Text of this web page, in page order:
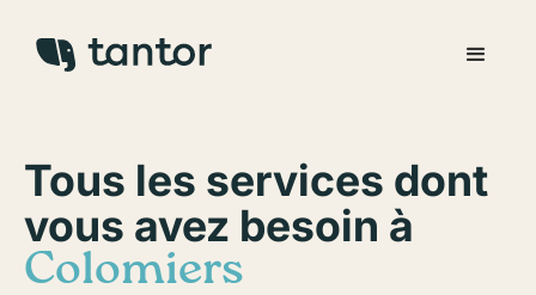
Tous les services dont
vous avez besoin à
Colomiers